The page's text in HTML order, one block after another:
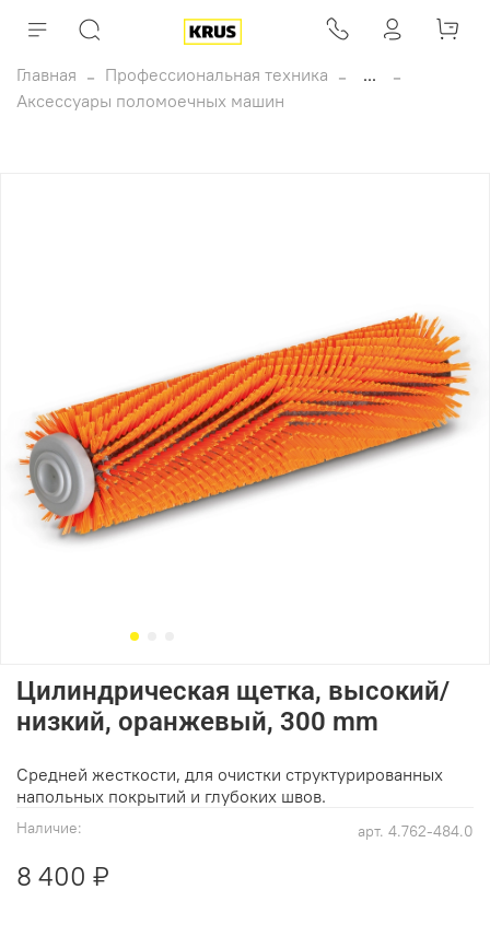
Главная Профессиональная техника
...
Аксессуары поломоечных машин
арт. 4.762-484.0
Наличие:
Цилиндрическая щетка, высокий/
низкий, оранжевый, 300 mm
8 400 ₽
Средней жесткости, для очистки структурированных
напольных покрытий и глубоких швов.